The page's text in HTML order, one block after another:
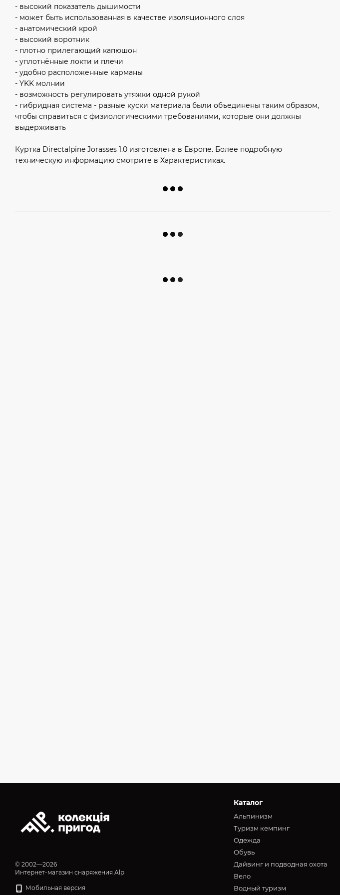
- высокий показатель дышимости
- может быть использованная в качестве изоляционного слоя
- анатомический крой
- высокий воротник
- плотно прилегающий капюшон
- уплотнённые локти и плечи
- удобно расположенные карманы
- YKK молнии
- возможность регулировать утяжки одной рукой
- гибридная система - разные куски материала были объединены таким образом,
чтобы справиться с физиологическими требованиями, которые они должны
выдерживать
Куртка Directalpine Jorasses 1.0 изготовлена в Европе. Более подробную
техническую информацию смотрите в Характеристиках.
© 2002—2026
Интернет-магазин снаряжения Alp
Мобильная версия
Каталог
Альпинизм
Туризм кемпинг
Oдежда
Обувь
Дайвинг и подводная охота
Вело
Водный туризм